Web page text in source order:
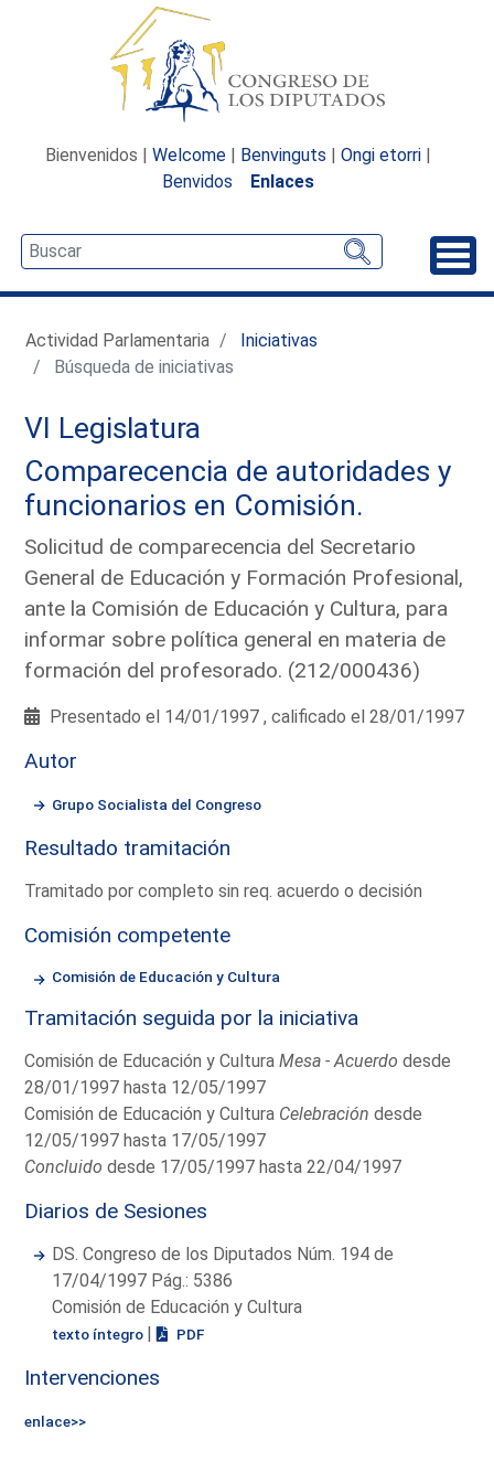
Bienvenidos | Welcome | Benvinguts | Ongi etorri |
Benvidos
Enlaces
Actividad Parlamentaria
Iniciativas
Búsqueda de iniciativas
VI Legislatura
Comparecencia de autoridades y
funcionarios en Comisión.
Solicitud de comparecencia del Secretario
General de Educación y Formación Profesional,
ante la Comisión de Educación y Cultura, para
informar sobre política general en materia de
formación del profesorado. (212/000436)
Presentado el 14/01/1997 , calificado el 28/01/1997
Autor
Grupo Socialista del Congreso
Resultado tramitación
Tramitado por completo sin req. acuerdo o decisión
Comisión competente
Comisión de Educación y Cultura
Tramitación seguida por la iniciativa
Comisión de Educación y CulturaMesa - Acuerdo desde
28/01/1997 hasta 12/05/1997
Comisión de Educación y Cultura Celebración desde
12/05/1997 hasta 17/05/1997
Concluido desde 17/05/1997 hasta 22/04/1997
Diarios de Sesiones
DS. Congreso de los Diputados Núm. 194 de
17/04/1997 Pág.: 5386
Comisión de Educación y Cultura
texto íntegro | PDF
Intervenciones
enlace>>